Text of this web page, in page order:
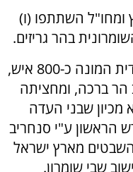
ומחו"ל השתתפו (ו)
בהר גריזים.
העדה השומרונית הינה עדה ייחודית המונה כ-800 איש,
הר ברכה, ומחציתה
מכיון שבני העדה
הראשון ע"י סנחריב
מארץ ישראל
שבי שומרון.